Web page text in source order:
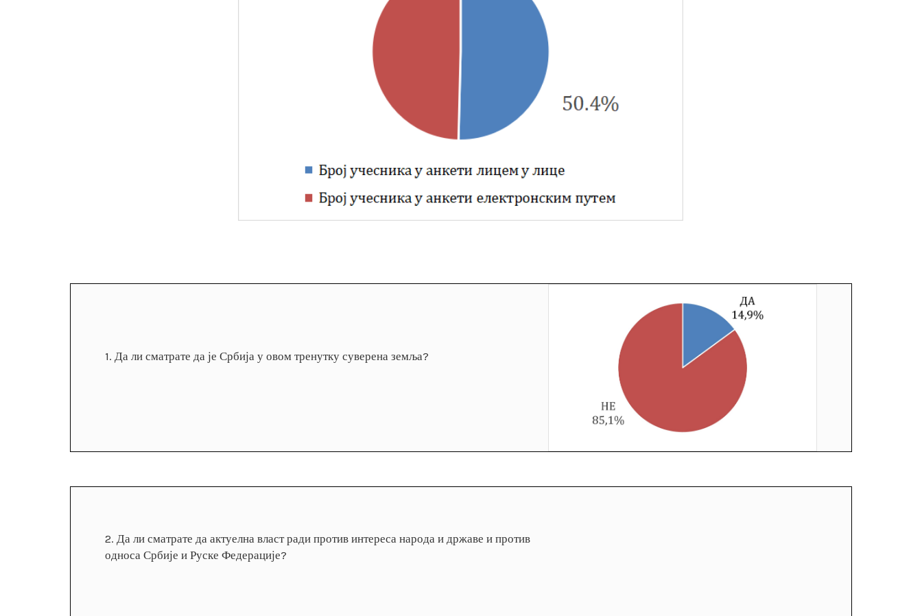
1. Да ли сматрате да је Србија у овом тренутку суверена земља?
2. Да ли сматрате да актуелна власт ради против интереса народа и државе и против
односа Србије и Руске Федерације?